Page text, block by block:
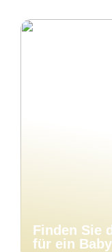
Finden Sie
für ein Baby